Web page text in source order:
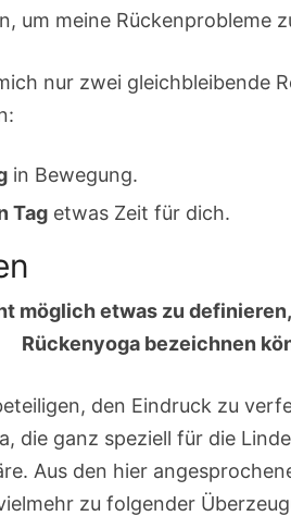
um meine Rückenprobleme
nur zwei gleichbleibende
in Bewegung.
Tagetwas Zeit für dich.
möglich etwas zu
Rückenyoga bezeichnen
den Eindruck zu
die ganz speziell für die
Aus den hier
zu folgender